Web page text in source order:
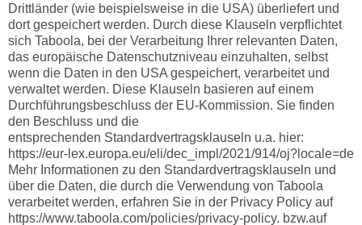
Drittländer (wie beispielsweise in die USA) überliefert und
dort gespeichert werden. Durch diese Klauseln verpflichtet
sich Taboola, bei der Verarbeitung Ihrer relevanten Daten,
das europäische Datenschutzniveau einzuhalten, selbst
wenn die Daten in den USA gespeichert, verarbeitet und
verwaltet werden. Diese Klauseln basieren auf einem
Durchführungsbeschluss der EU-Kommission. Sie finden
den Beschluss und die
entsprechenden Standardvertragsklauseln u.a. hier:
https://eur-lex.europa.eu/eli/dec_impl/2021/914/oj?locale=de
Mehr Informationen zu den Standardvertragsklauseln und
über die Daten, die durch die Verwendung von Taboola
verarbeitet werden, erfahren Sie in der Privacy Policy auf
https://www.taboola.com/policies/privacy-policy. bzw.auf